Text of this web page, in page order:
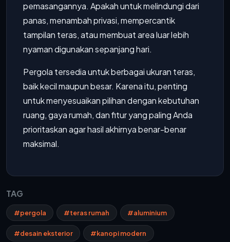
pemasangannya. Apakah untuk melindungi dari
panas, menambah privasi, mempercantik
tampilan teras, atau membuat area luar lebih
nyaman digunakan sepanjang hari.
Pergola tersedia untuk berbagai ukuran teras,
baik kecil maupun besar. Karena itu, penting
untuk menyesuaikan pilihan dengan kebutuhan
ruang, gaya rumah, dan fitur yang paling Anda
prioritaskan agar hasil akhirnya benar-benar
maksimal.
TAG
#pergola #teras rumah #aluminium
#desain eksterior #kanopi modern